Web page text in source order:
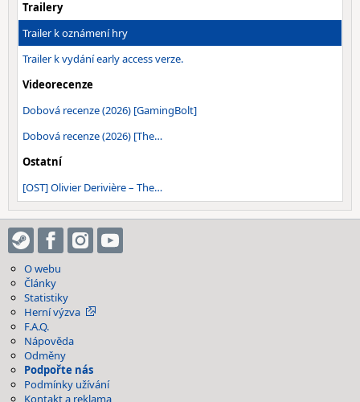
Trailery
Trailer k oznámení hry
Trailer k vydání early access verze.
Videorecenze
Dobová recenze (2026) [GamingBolt]
Dobová recenze (2026) [The…
Ostatní
[OST] Olivier Derivière – The…
O webu
Články
Statistiky
Herní výzva
F.A.Q.
Nápověda
Odměny
Podpořte nás
Podmínky užívání
Kontakt a reklama